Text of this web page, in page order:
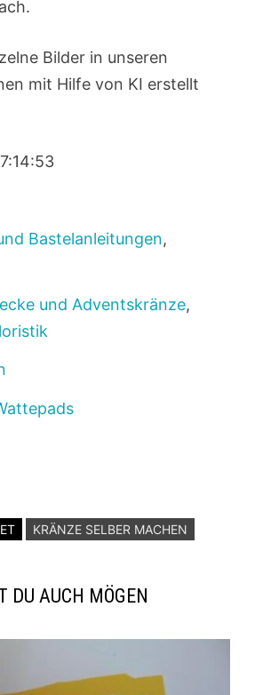
Bilder in unseren
mit Hilfe von KI erstellt
Bastelanleitungen,
und Adventskränze,
KRÄNZE SELBER MACHEN
DU AUCH MÖGEN